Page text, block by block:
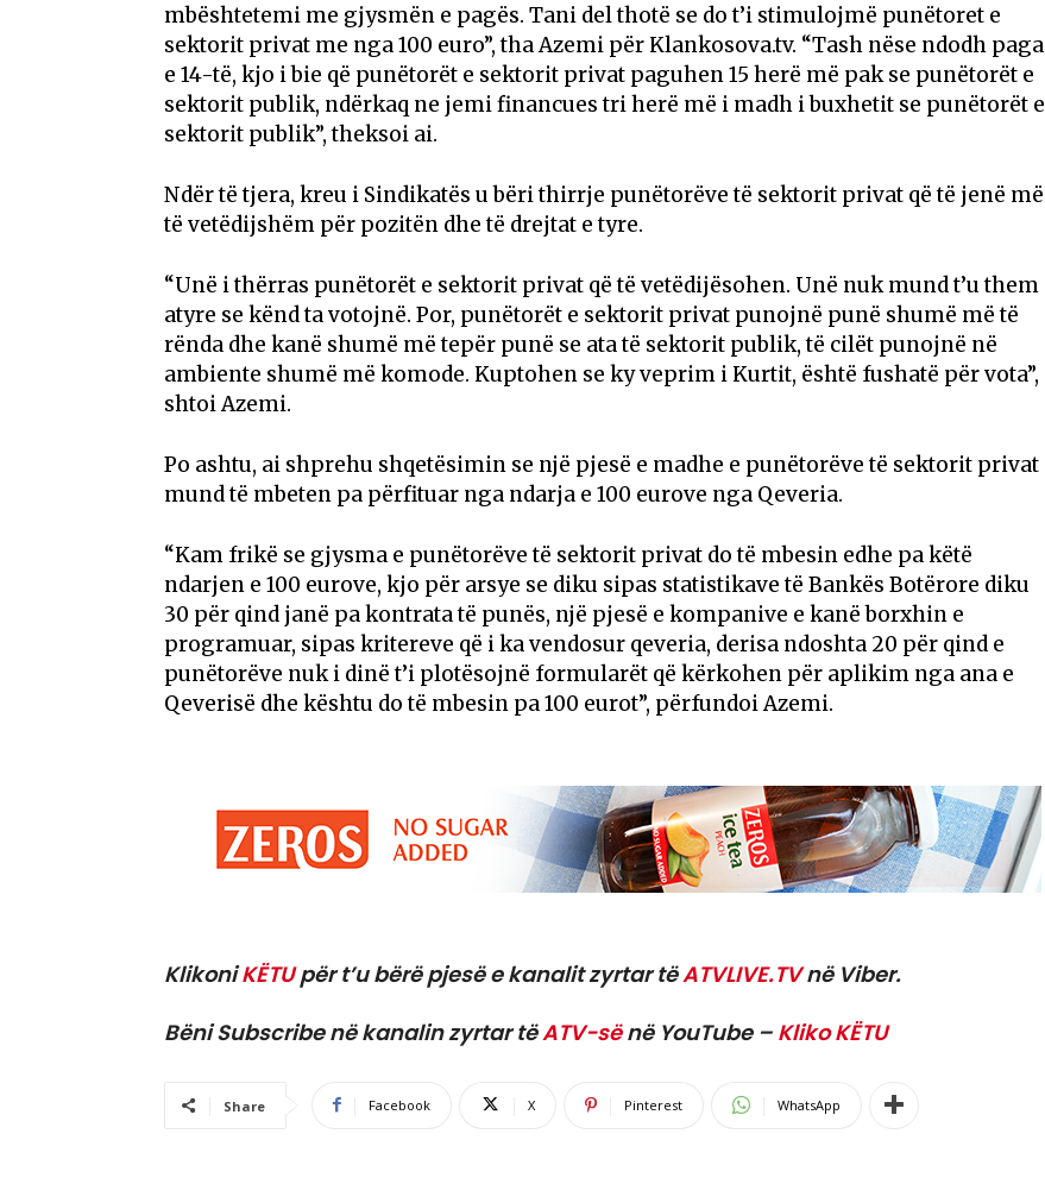
mbështetemi me gjysmën e pagës. Tani del thotë se do t’i stimulojmë punëtoret e
sektorit privat me nga 100 euro”, tha Azemi për Klankosova.tv. “Tash nëse ndodh paga
e 14-të, kjo i bie që punëtorët e sektorit privat paguhen 15 herë më pak se punëtorët e
sektorit publik, ndërkaq ne jemi financues tri herë më i madh i buxhetit se punëtorët e
sektorit publik”, theksoi ai.
Ndër të tjera, kreu i Sindikatës u bëri thirrje punëtorëve të sektorit privat që të jenë më
të vetëdijshëm për pozitën dhe të drejtat e tyre.
“Unë i thërras punëtorët e sektorit privat që të vetëdijësohen. Unë nuk mund t’u them
atyre se kënd ta votojnë. Por, punëtorët e sektorit privat punojnë punë shumë më të
rënda dhe kanë shumë më tepër punë se ata të sektorit publik, të cilët punojnë në
ambiente shumë më komode. Kuptohen se ky veprim i Kurtit, është fushatë për vota”,
shtoi Azemi.
Po ashtu, ai shprehu shqetësimin se një pjesë e madhe e punëtorëve të sektorit privat
mund të mbeten pa përfituar nga ndarja e 100 eurove nga Qeveria.
“Kam frikë se gjysma e punëtorëve të sektorit privat do të mbesin edhe pa këtë
ndarjen e 100 eurove, kjo për arsye se diku sipas statistikave të Bankës Botërore diku
30 për qind janë pa kontrata të punës, një pjesë e kompanive e kanë borxhin e
programuar, sipas kritereve që i ka vendosur qeveria, derisa ndoshta 20 për qind e
punëtorëve nuk i dinë t’i plotësojnë formularët që kërkohen për aplikim nga ana e
Qeverisë dhe kështu do të mbesin pa 100 eurot”, përfundoi Azemi.
KlikoniKËTUpër t’u bërë pjesë e kanalit zyrtar tëATVLIVE.TVnë Viber.
Bëni Subscribe në kanalin zyrtar tëATV-sënë YouTube – Kliko KËTU
Share Facebook X Pinterest WhatsApp